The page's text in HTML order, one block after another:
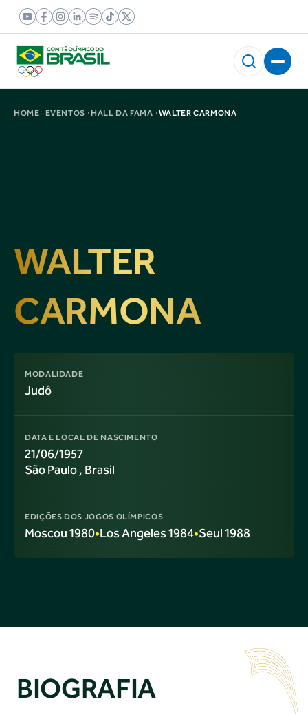
HOME EVENTOS HALL DA FAMA WALTER CARMONA
WALTER
CARMONA
MODALIDADE
Judô
DATA E LOCAL DE NASCIMENTO
21/06/1957
São Paulo, Brasil
EDIÇÕES DOS JOGOS OLÍMPICOS
Moscou 1980•Los Angeles 1984•Seul 1988
BIOGRAFIA